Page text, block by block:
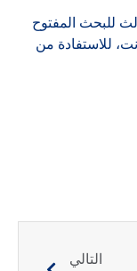
للبحث المفتوح
للاستفادة من
التالي